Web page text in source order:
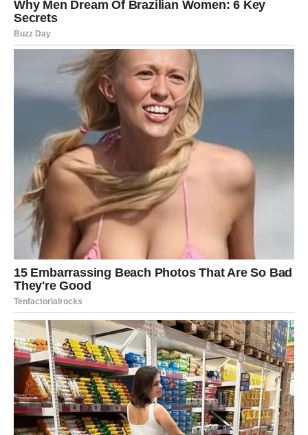
verujete u život. Upravo ta energija može vas dovesti do
prilika koje menjaju mnogo toga.
Ako se pojavi mogućnost koja vas uzbuđuje, nemojte je
ignorisati. Ponekad upravo takve prilike vode ka
najlepšim iskustvima.